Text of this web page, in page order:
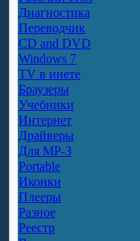
Диагностика
Переводчик
CD and DVD
Windows 7
TV в инете
Браузеры
Учебники
Интернет
Драйверы
Для MP-3
Portable
Иконки
Плееры
Разное
Реестр